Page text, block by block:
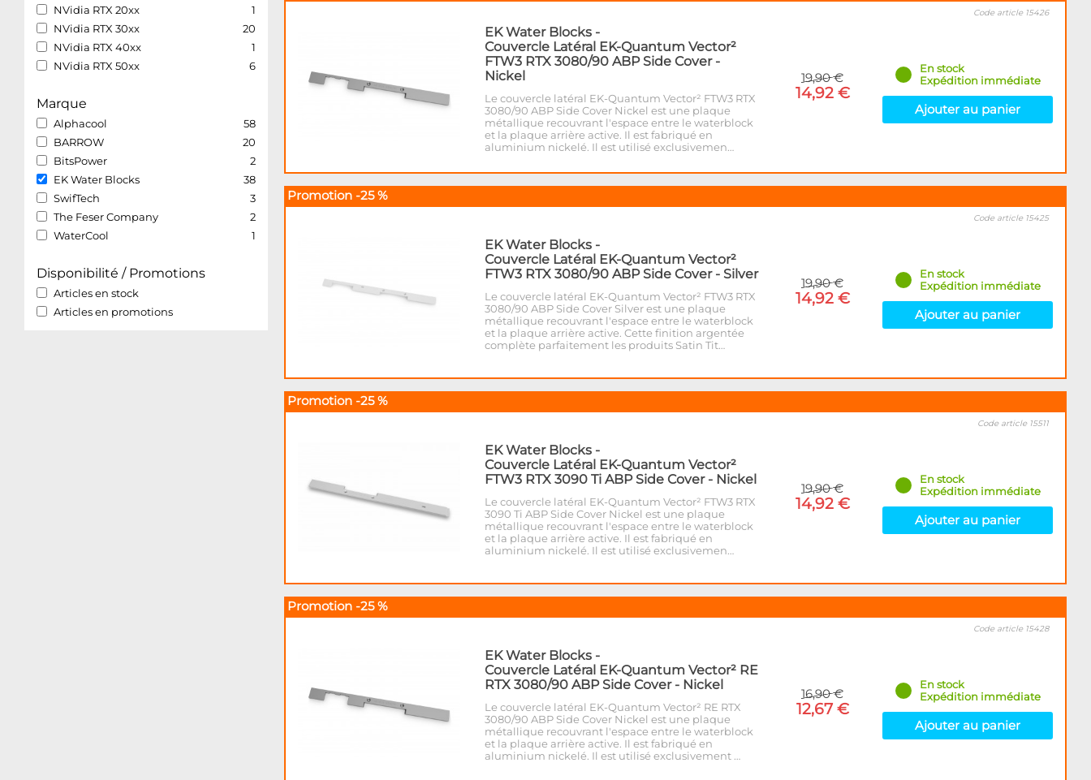
NVidia RTX 20xx
1
NVidia RTX 30xx
20
NVidia RTX 40xx
1
NVidia RTX 50xx
6
Marque
Alphacool
58
BARROW
20
BitsPower
2
EK Water Blocks
38
SwifTech
3
The Feser Company
2
WaterCool
1
Disponibilité / Promotions
Articles en stock
Articles en promotions
EK Water Blocks -
Couvercle Latéral EK-Quantum Vector²
FTW3 RTX 3080/90 ABP Side Cover -
Nickel
Le couvercle latéral EK-Quantum Vector² FTW3 RTX
3080/90 ABP Side Cover Nickel est une plaque
métallique recouvrant l'espace entre le waterblock
et la plaque arrière active. Il est fabriqué en
aluminium nickelé. Il est utilisé exclusivemen…
19,90 €
14,92 €
Code article 15426
En stock
Expédition immédiate
Ajouter au panier
Promotion -25 %
EK Water Blocks -
Couvercle Latéral EK-Quantum Vector²
FTW3 RTX 3080/90 ABP Side Cover - Silver
Le couvercle latéral EK-Quantum Vector² FTW3 RTX
3080/90 ABP Side Cover Silver est une plaque
métallique recouvrant l'espace entre le waterblock
et la plaque arrière active. Cette finition argentée
complète parfaitement les produits Satin Tit…
19,90 €
14,92 €
Code article 15425
En stock
Expédition immédiate
Ajouter au panier
Promotion -25 %
EK Water Blocks -
Couvercle Latéral EK-Quantum Vector²
FTW3 RTX 3090 Ti ABP Side Cover - Nickel
Le couvercle latéral EK-Quantum Vector² FTW3 RTX
3090 Ti ABP Side Cover Nickel est une plaque
métallique recouvrant l'espace entre le waterblock
et la plaque arrière active. Il est fabriqué en
aluminium nickelé. Il est utilisé exclusivemen…
19,90 €
14,92 €
Code article 15511
En stock
Expédition immédiate
Ajouter au panier
Promotion -25 %
EK Water Blocks -
Couvercle Latéral EK-Quantum Vector² RE
RTX 3080/90 ABP Side Cover - Nickel
Le couvercle latéral EK-Quantum Vector² RE RTX
3080/90 ABP Side Cover Nickel est une plaque
métallique recouvrant l'espace entre le waterblock
et la plaque arrière active. Il est fabriqué en
aluminium nickelé. Il est utilisé exclusivement …
16,90 €
12,67 €
Code article 15428
En stock
Expédition immédiate
Ajouter au panier